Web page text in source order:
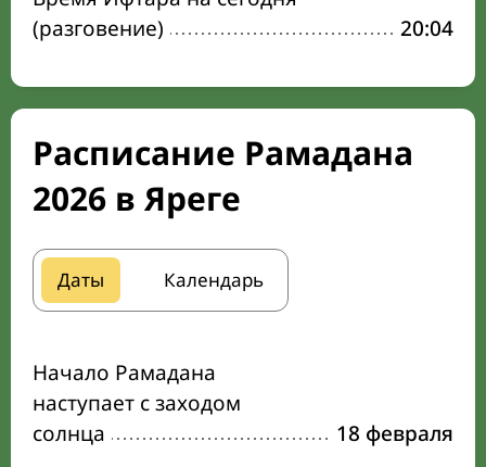
(разговение)
20:04
Расписание Рамадана
2026 в Яреге
Даты Календарь
Начало Рамадана
наступает с заходом
солнца
18 февраля